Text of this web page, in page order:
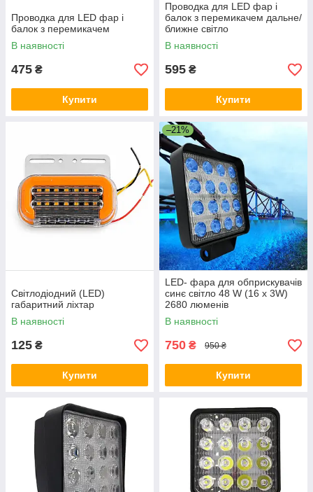
Проводка для LED фар і
балок з перемикачем
В наявності
475 ₴
Купити
Проводка для LED фар і
балок з перемикачем дальне/
ближне світло
В наявності
595 ₴
Купити
Світлодіодний (LED)
габаритний ліхтар
В наявності
125 ₴
Купити
–21%
LED- фара для обприскувачів
синє світло 48 W (16 x 3W)
2680 люменів
В наявності
750 ₴ 950 ₴
Купити